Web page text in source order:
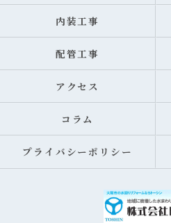
内装工事
配管工事
アクセス
コラム
プライバシーポリシー